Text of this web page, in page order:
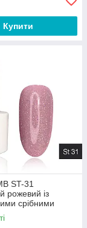
Купити
ST-31
рожевий із
срібними
STAR Collection,
мл